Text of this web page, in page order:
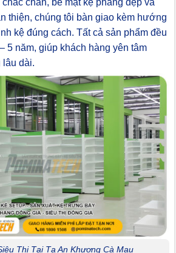
chắn, bề mặt kệ phẳng đẹp và
thiện, chúng tôi bàn giao kèm hướng
kệ đúng cách. Tất cả sản phẩm đều
5 năm, giúp khách hàng yên tâm
lâu dài.
Thị Tại Tạ An Khương Cà Mau